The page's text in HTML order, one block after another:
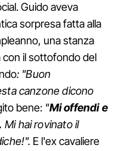
Guido aveva
sorpresa fatta alla
una stanza
con il sottofondo del
: "Buon
canzone dicono
bene: "Mi offendi e
Mi hai rovinato il
E l'ex cavaliere